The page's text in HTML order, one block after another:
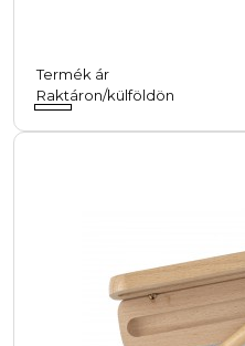
Termék ár
Raktáron/külföldön